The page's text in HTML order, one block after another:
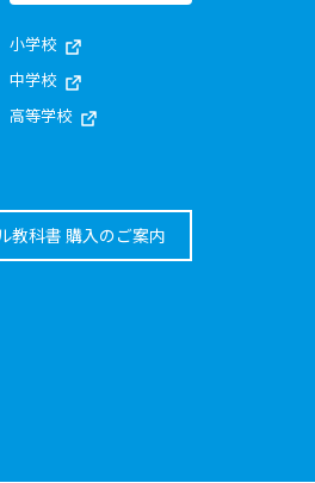
小学校
中学校
高等学校
教科書 購入のご案内